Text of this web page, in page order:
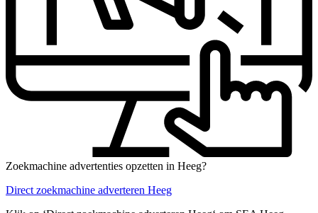
Zoekmachine advertenties opzetten in Heeg?
Direct zoekmachine adverteren Heeg